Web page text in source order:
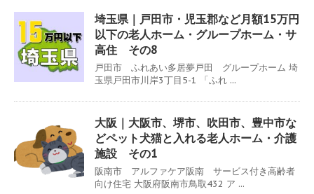
埼玉県｜戸田市・児玉郡など月額15万円
以下の老人ホーム・グループホーム・サ
高住 その8
戸田市 ふれあい多居夢戸田 グループホーム 埼
玉県戸田市川岸3丁目5-1 「ふれ ...
大阪｜大阪市、堺市、吹田市、豊中市な
どペット犬猫と入れる老人ホーム・介護
施設 その1
阪南市 アルファケア阪南 サービス付き高齢者
向け住宅 大阪府阪南市鳥取432 ア ...